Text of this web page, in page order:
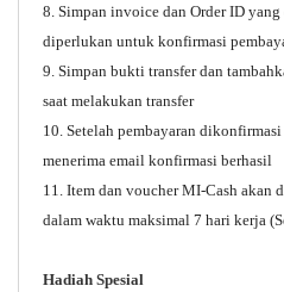
8. Simpan invoice dan Order ID
diperlukan untuk konfirmasi
9. Simpan bukti transfer dan
saat melakukan transfer
10. Setelah pembayaran
menerima email konfirmasi berhasil
11. Item dan voucher MI-Cash akan
dalam waktu maksimal 7 hari kerja
Hadiah Spesial